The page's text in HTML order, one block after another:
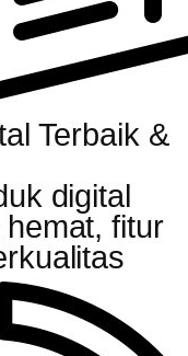
Terbaik &
digital
fitur